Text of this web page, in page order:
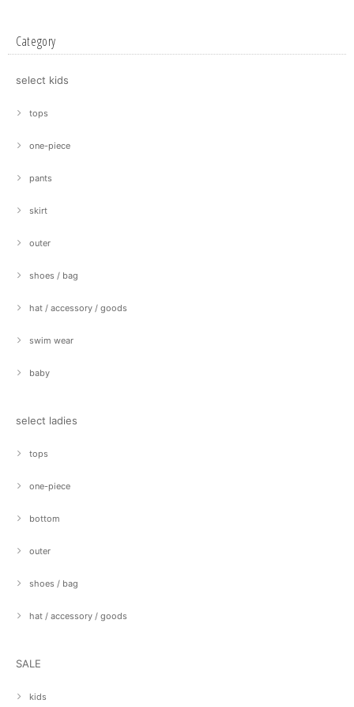
Category
select kids
tops
one-piece
pants
skirt
outer
shoes / bag
hat / accessory / goods
swim wear
baby
select ladies
tops
one-piece
bottom
outer
shoes / bag
hat / accessory / goods
SALE
kids